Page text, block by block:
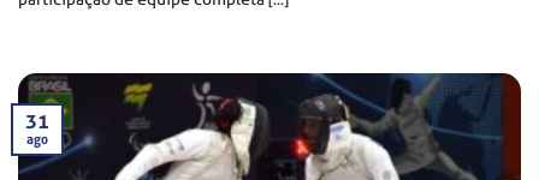
31
ago